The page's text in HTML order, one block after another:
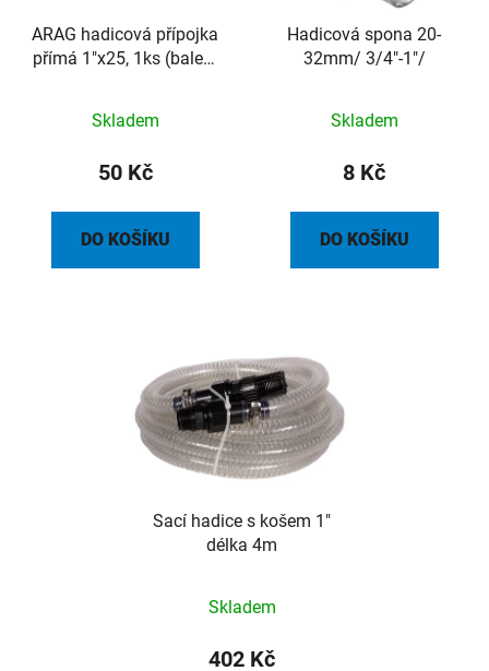
ARAG hadicová přípojka
přímá 1"x25, 1ks (balení
Skladem
50 Kč
DO KOŠÍKU
Hadicová spona 20-
32mm/ 3/4"-1"/
Skladem
8 Kč
DO KOŠÍKU
Sací hadice s košem 1"
délka 4m
Skladem
402 Kč